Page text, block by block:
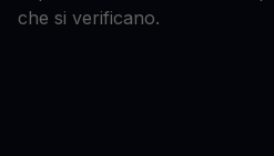
che si verificano.